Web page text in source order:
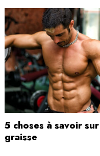
5 choses à savoir
graisse